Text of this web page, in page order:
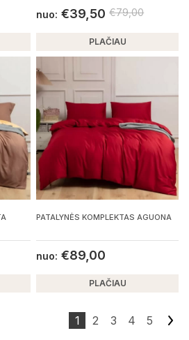
nuo: €39,50 €79,00
PLAČIAU
PATALYNĖS KOMPLEKTAS AGUONA
nuo: €89,00
PLAČIAU
1 2 3 4 5